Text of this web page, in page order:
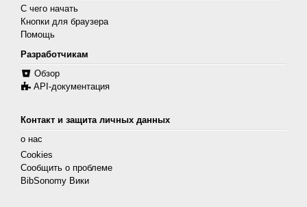
С чего начать
Кнопки для браузера
Помощь
Разработчикам
Обзор
API-документация
Контакт и защита личных данных
о нас
Cookies
Сообщить о проблеме
BibSonomy Вики